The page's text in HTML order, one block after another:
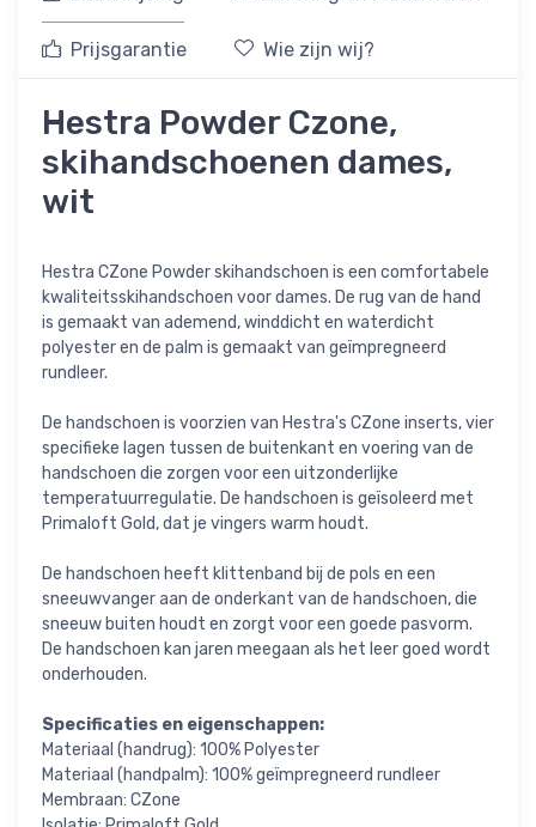
Prijsgarantie Wie zijn wij?
Hestra Powder Czone,
skihandschoenen dames,
wit
Hestra CZone Powder skihandschoen is een comfortabele
kwaliteitsskihandschoen voor dames. De rug van de hand
is gemaakt van ademend, winddicht en waterdicht
polyester en de palm is gemaakt van geïmpregneerd
rundleer.
De handschoen is voorzien van Hestra's CZone inserts, vier
specifieke lagen tussen de buitenkant en voering van de
handschoen die zorgen voor een uitzonderlijke
temperatuurregulatie. De handschoen is geïsoleerd met
Primaloft Gold, dat je vingers warm houdt.
De handschoen heeft klittenband bij de pols en een
sneeuwvanger aan de onderkant van de handschoen, die
sneeuw buiten houdt en zorgt voor een goede pasvorm.
De handschoen kan jaren meegaan als het leer goed wordt
onderhouden.
Specificaties en eigenschappen:
Materiaal (handrug): 100% Polyester
Materiaal (handpalm): 100% geïmpregneerd rundleer
Membraan: CZone